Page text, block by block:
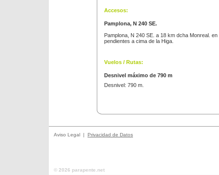
Accesos:
Pamplona, N 240 SE.
Pamplona, N 240 SE. a 18 km dcha Monreal.
pendientes a cima de la Higa.
Vuelos / Rutas:
Desnivel máximo de 790 m
Desnivel: 790 m.
Aviso Legal | Privacidad de Datos
© 2026 parapente.net